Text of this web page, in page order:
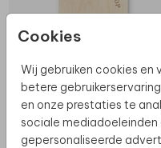
Cookies
Wij gebruiken cookies en
betere
en onze prestaties te
sociale
gepersonaliseerde
HOUT | 40 X 60 CM